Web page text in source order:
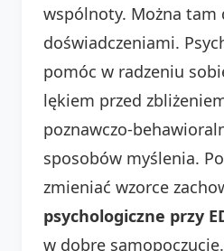
wspólnoty. Można tam
doświadczeniami.
pomóc w radzeniu
lękiem przed
poznawczo-
sposobów myślenia.
zmieniać wzorce
psychologiczne przy
w dobre